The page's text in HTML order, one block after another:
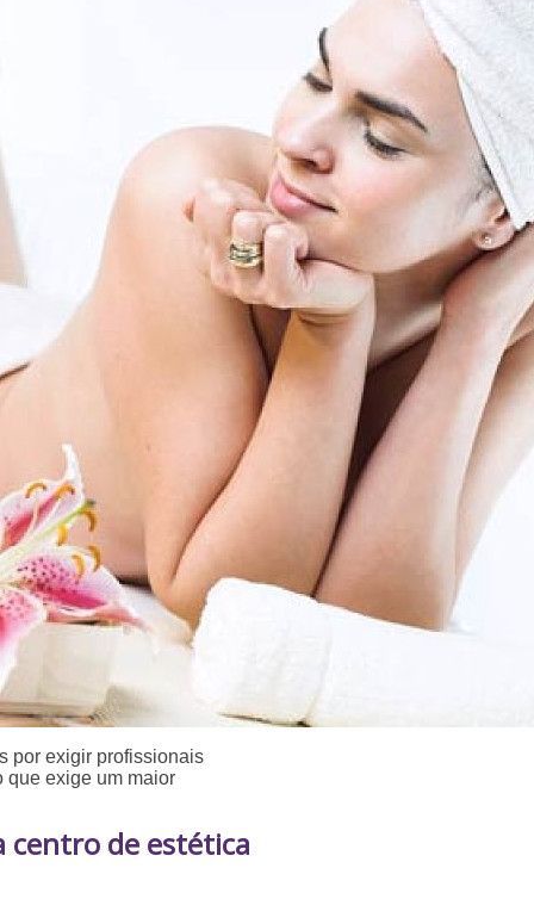
por exigir profissionais
que exige um maior
de estética